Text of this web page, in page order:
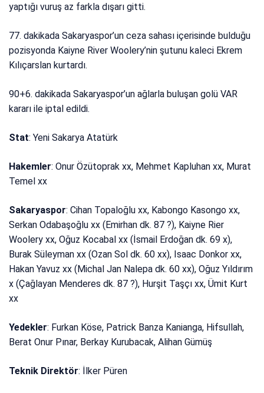
yaptığı vuruş az farkla dışarı gitti.
77. dakikada Sakaryaspor’un ceza sahası içerisinde bulduğu
pozisyonda Kaiyne River Woolery’nin şutunu kaleci Ekrem
Kılıçarslan kurtardı.
90+6. dakikada Sakaryaspor’un ağlarla buluşan golü VAR
kararı ile iptal edildi.
Stat: Yeni Sakarya Atatürk
Hakemler: Onur Özütoprak xx, Mehmet Kapluhan xx, Murat
Temel xx
Sakaryaspor: Cihan Topaloğlu xx, Kabongo Kasongo xx,
Serkan Odabaşoğlu xx (Emirhan dk. 87 ?), Kaiyne Rier
Woolery xx, Oğuz Kocabal xx (İsmail Erdoğan dk. 69 x),
Burak Süleyman xx (Ozan Sol dk. 60 xx), Isaac Donkor xx,
Hakan Yavuz xx (Michal Jan Nalepa dk. 60 xx), Oğuz Yıldırım
x (Çağlayan Menderes dk. 87 ?), Hurşit Taşçı xx, Ümit Kurt
xx
Yedekler: Furkan Köse, Patrick Banza Kanianga, Hifsullah,
Berat Onur Pınar, Berkay Kurubacak, Alihan Gümüş
Teknik Direktör: İlker Püren